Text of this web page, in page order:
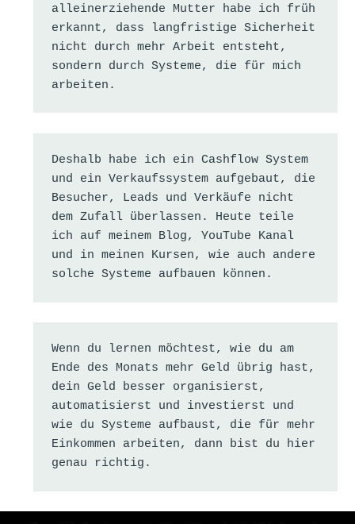
alleinerziehende Mutter habe ich früh
erkannt, dass langfristige Sicherheit
nicht durch mehr Arbeit entsteht,
sondern durch Systeme, die für mich
arbeiten.
Deshalb habe ich ein Cashflow System
und ein Verkaufssystem aufgebaut, die
Besucher, Leads und Verkäufe nicht
dem Zufall überlassen. Heute teile
ich auf meinem Blog, YouTube Kanal
und in meinen Kursen, wie auch andere
solche Systeme aufbauen können.
Wenn du lernen möchtest, wie du am
Ende des Monats mehr Geld übrig hast,
dein Geld besser organisierst,
automatisierst und investierst und
wie du Systeme aufbaust, die für mehr
Einkommen arbeiten, dann bist du hier
genau richtig.